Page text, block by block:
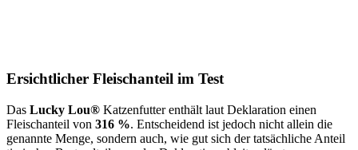
Ersichtlicher Fleischanteil im Test
Das Lucky Lou® Katzenfutterenthält laut Deklaration einen
Fleischanteil von 316 %. Entscheidend ist jedoch nicht allein die
genannte Menge, sondern auch, wie gut sich der tatsächliche Anteil